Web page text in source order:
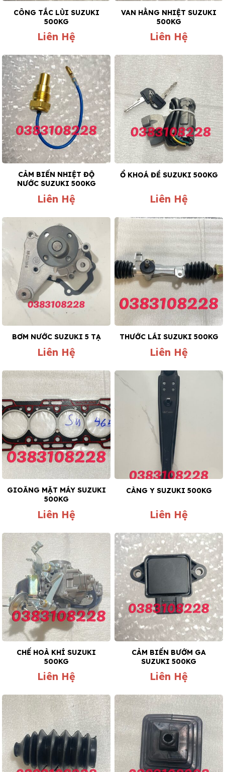
CÔNG TẮC LÙI SUZUKI
500KG
Liên Hệ
VAN HẰNG NHIỆT SUZUKI
500KG
Liên Hệ
CẢM BIẾN NHIỆT ĐỘ
NƯỚC SUZUKI 500KG
Liên Hệ
Ổ KHOÁ ĐỀ SUZUKI 500KG
Liên Hệ
BƠM NƯỚC SUZUKI 5 TẠ
Liên Hệ
THƯỚC LÁI SUZUKI 500KG
Liên Hệ
GIOĂNG MẶT MÁY SUZUKI
500KG
Liên Hệ
CÀNG Y SUZUKI 500KG
Liên Hệ
CHẾ HOÀ KHÍ SUZUKI
500KG
Liên Hệ
CẢM BIẾN BƯỚM GA
SUZUKI 500KG
Liên Hệ